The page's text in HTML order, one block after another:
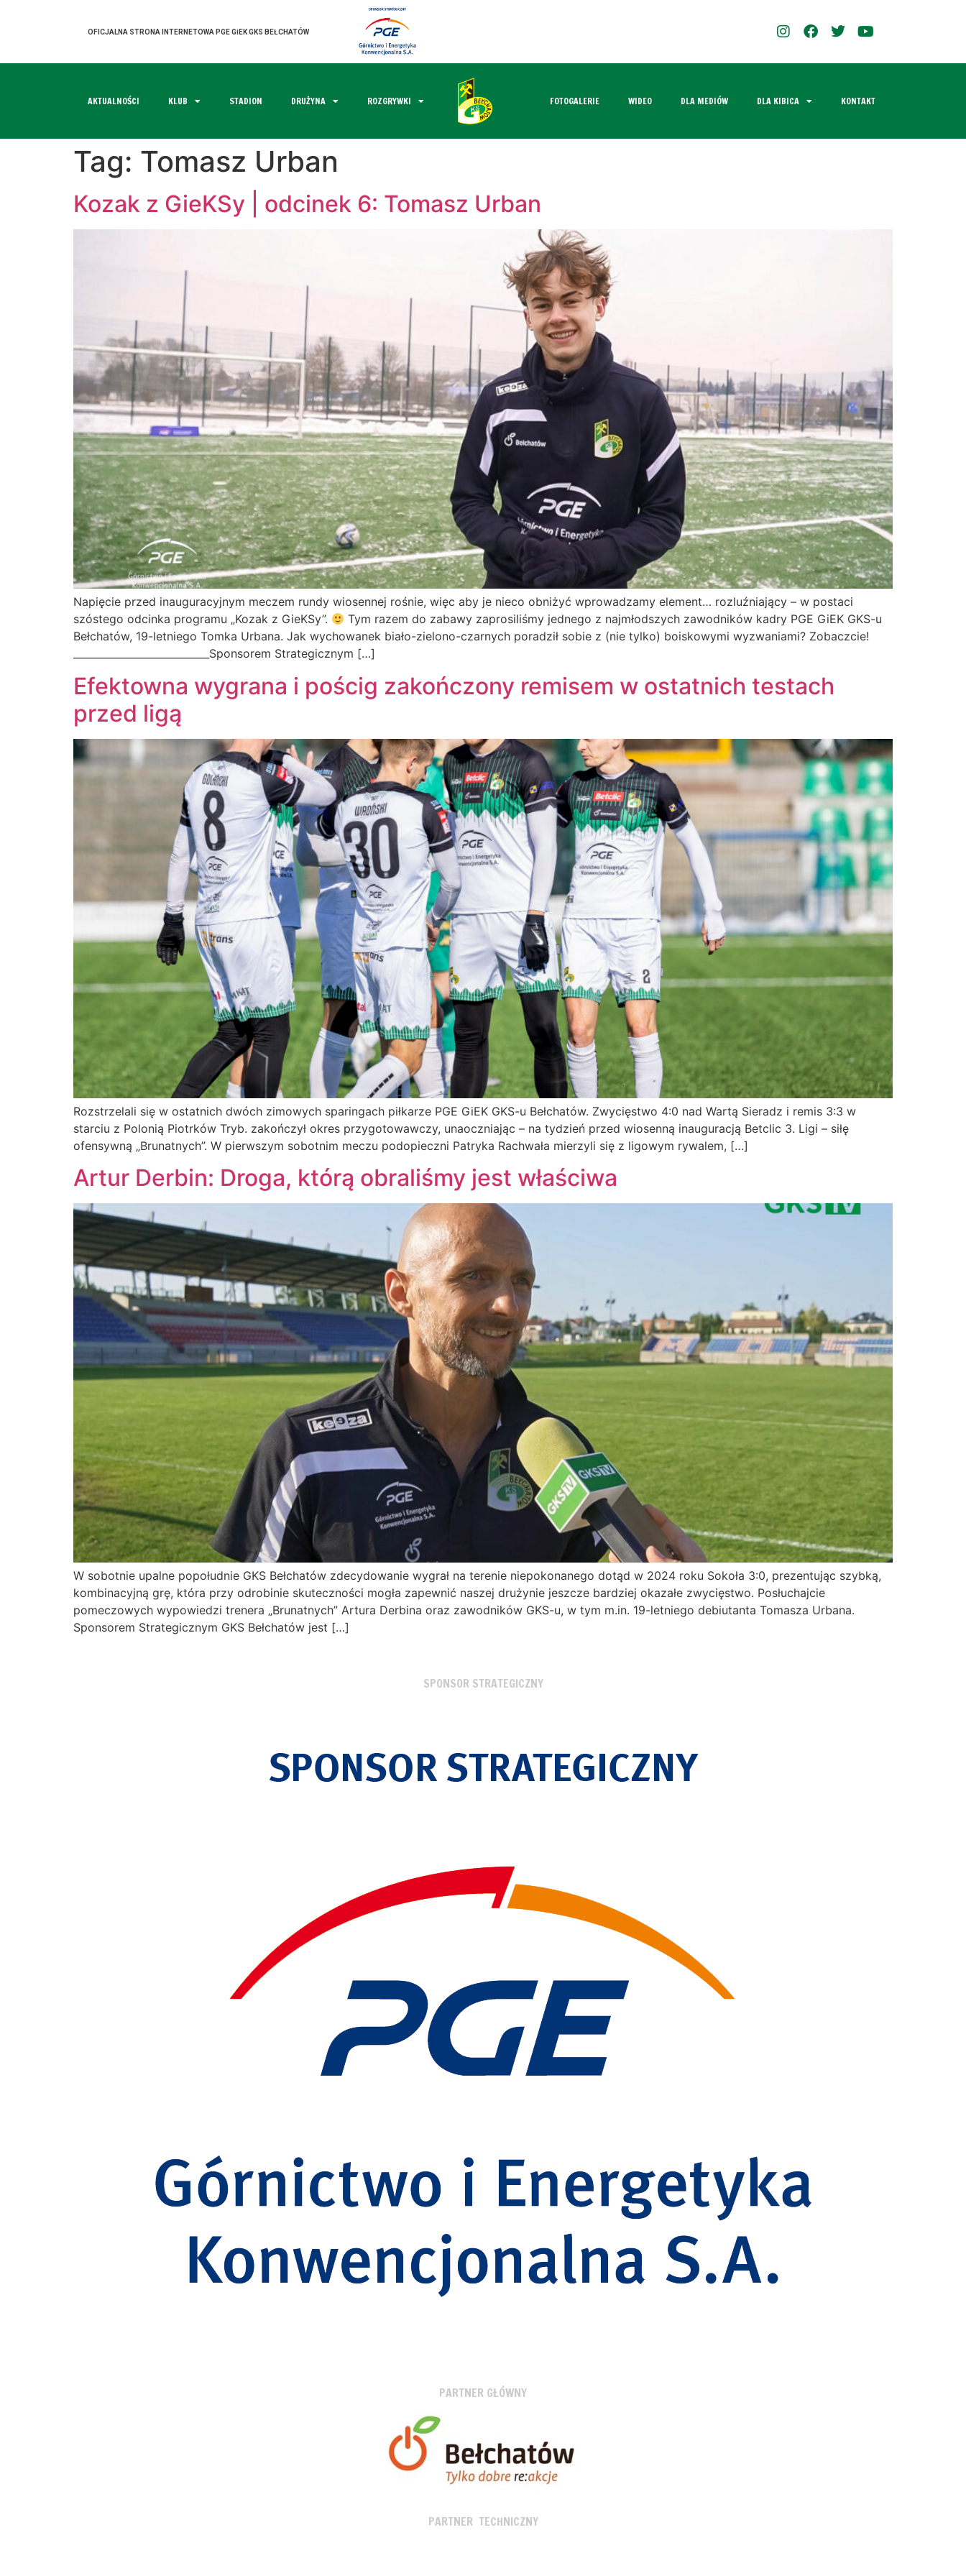
OFICJALNA STRONA INTERNETOWA PGE GiEK GKS BEŁCHATÓW
AKTUALNOŚCI KLUB STADION DRUŻYNA ROZGRYWKI FOTOGALERIE WIDEO DLA MEDIÓW DLA KIBICA KONTAKT
Tag: Tomasz Urban
Kozak z GieKSy | odcinek 6: Tomasz Urban
Napięcie przed inauguracyjnym meczem rundy wiosennej rośnie, więc aby je nieco obniżyć wprowadzamy element… rozluźniający – w postaci
szóstego odcinka programu „Kozak z GieKSy”.
Tym razem do zabawy zaprosiliśmy jednego z najmłodszych zawodników kadry PGE GiEK GKS-u
Bełchatów, 19-letniego Tomka Urbana. Jak wychowanek biało-zielono-czarnych poradził sobie z (nie tylko) boiskowymi wyzwaniami? Zobaczcie!
___________________________Sponsorem Strategicznym […]
Efektowna wygrana i pościg zakończony remisem w ostatnich testach
przed ligą
Rozstrzelali się w ostatnich dwóch zimowych sparingach piłkarze PGE GiEK GKS-u Bełchatów. Zwycięstwo 4:0 nad Wartą Sieradz i remis 3:3 w
starciu z Polonią Piotrków Tryb. zakończył okres przygotowawczy, unaoczniając – na tydzień przed wiosenną inauguracją Betclic 3. Ligi – siłę
ofensywną „Brunatnych”. W pierwszym sobotnim meczu podopieczni Patryka Rachwała mierzyli się z ligowym rywalem, […]
Artur Derbin: Droga, którą obraliśmy jest właściwa
W sobotnie upalne popołudnie GKS Bełchatów zdecydowanie wygrał na terenie niepokonanego dotąd w 2024 roku Sokoła 3:0, prezentując szybką,
kombinacyjną grę, która przy odrobinie skuteczności mogła zapewnić naszej drużynie jeszcze bardziej okazałe zwycięstwo. Posłuchajcie
pomeczowych wypowiedzi trenera „Brunatnych” Artura Derbina oraz zawodników GKS-u, w tym m.in. 19-letniego debiutanta Tomasza Urbana.
Sponsorem Strategicznym GKS Bełchatów jest […]
SPONSOR STRATEGICZNY
PARTNER GŁÓWNY
PARTNER TECHNICZNY